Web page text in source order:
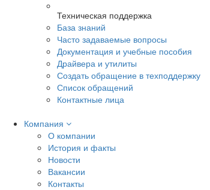
Техническая поддержка
База знаний
Часто задаваемые вопросы
Документация и учебные пособия
Драйвера и утилиты
Создать обращение в техподдержку
Список обращений
Контактные лица
Компания
О компании
История и факты
Новости
Вакансии
Контакты